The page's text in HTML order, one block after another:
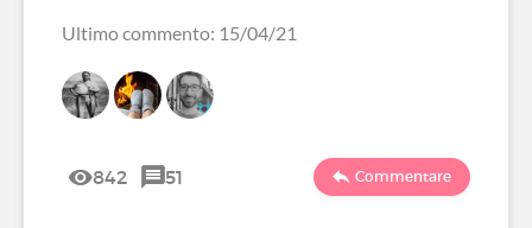
Ultimo commento: 15/04/21
842 51 Commentare